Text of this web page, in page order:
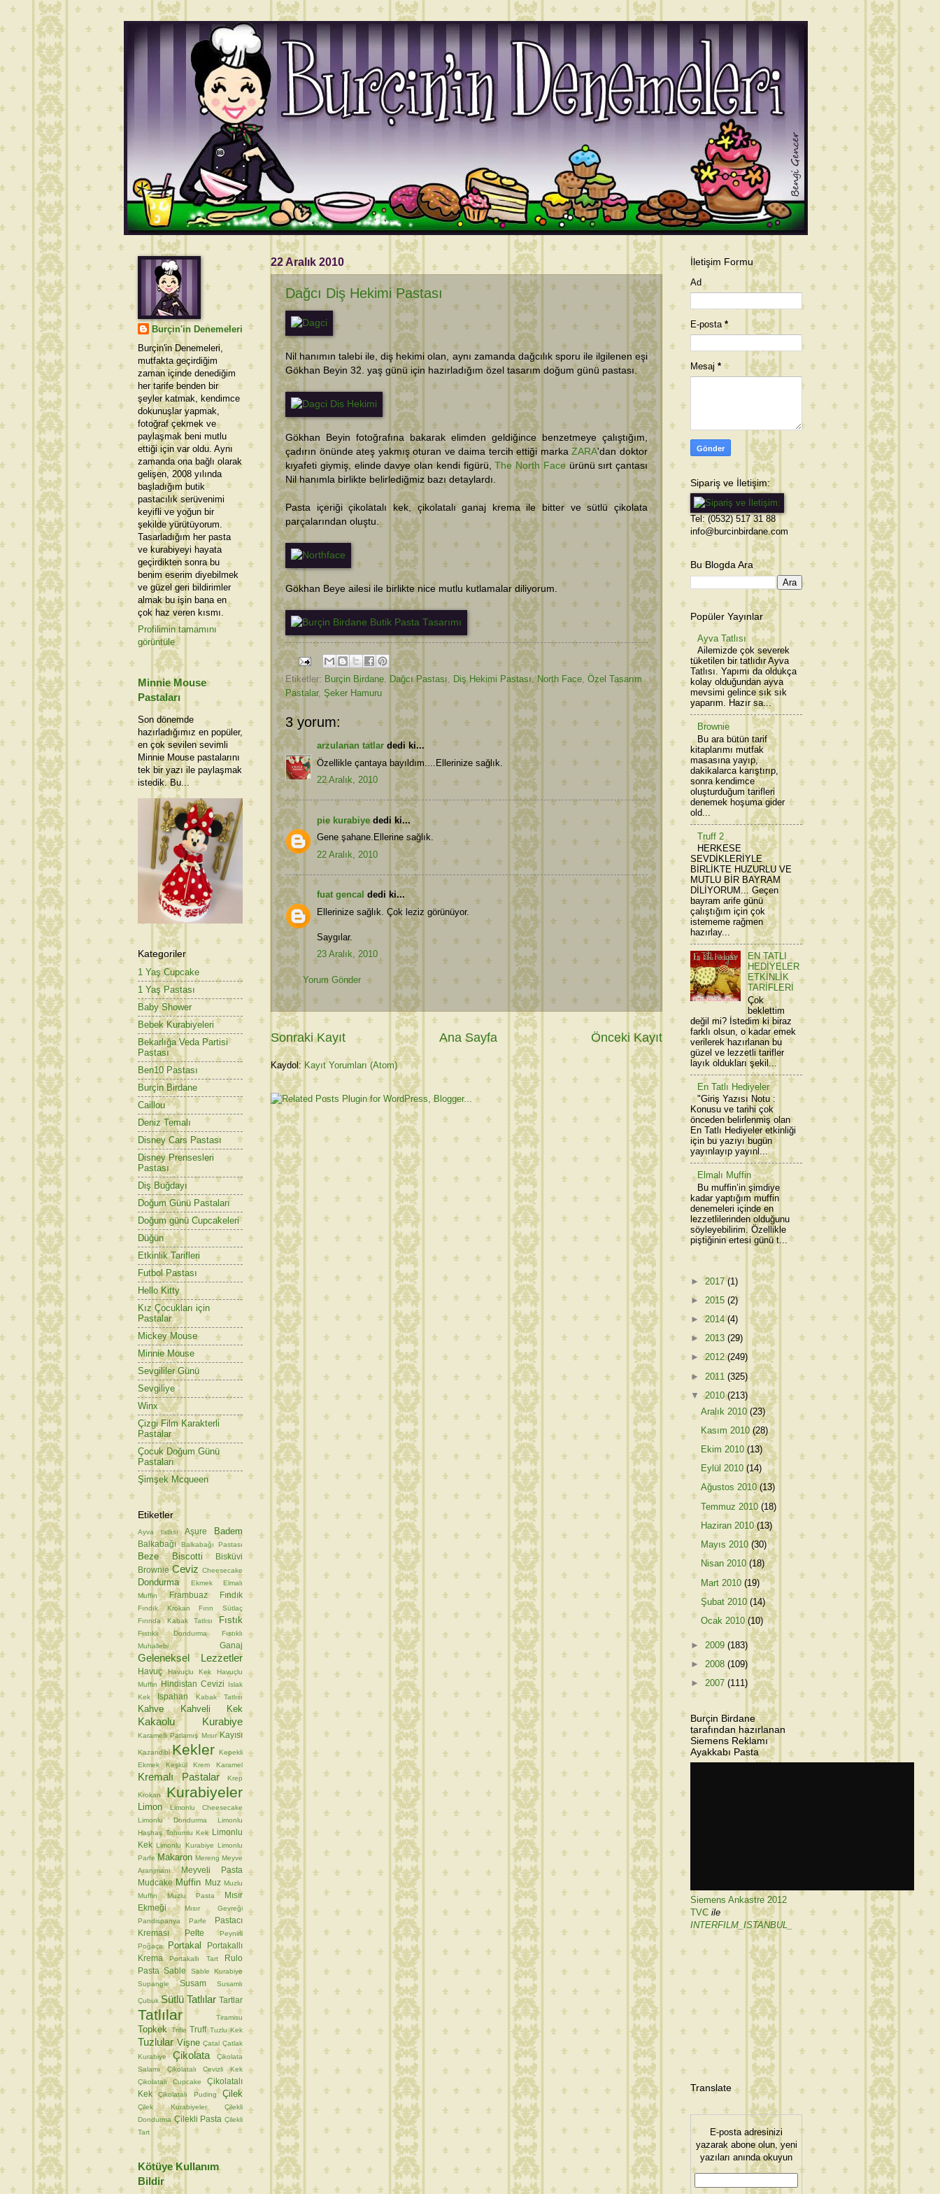
22 Aralık 2010
Dağcı Diş Hekimi Pastası
Nil hanımın talebi ile, diş hekimi olan, aynı zamanda dağcılık sporu ile ilgilenen eşi
Gökhan Beyin 32. yaş günü için hazırladığım özel tasarım doğum günü pastası.
Gökhan Beyin fotoğrafına bakarak elimden geldiğince benzetmeye çalıştığım,
çadırın önünde ateş yakmış oturan ve daima tercih ettiği markaZARA'dan doktor
kıyafeti giymiş, elinde davye olan kendi figürü,The North Faceürünü sırt çantası
Nil hanımla birlikte belirlediğmiz bazı detaylardı.
Pasta içeriği çikolatalı kek, çikolatalı ganaj krema ile bitter ve sütlü çikolata
parçalarından oluştu.
Gökhan Beye ailesi ile birlikte nice mutlu kutlamalar diliyorum.
Etiketler: Burçin Birdane, Dağcı Pastası, Diş Hekimi Pastası,North Face, Özel Tasarım
Pastalar, Şeker Hamuru
3 yorum:
arzulanan tatlar dedi ki...
Özellikle çantaya bayıldım....Ellerinize sağlık.
22 Aralık, 2010
pie kurabiyededi ki...
Gene şahane.Ellerine sağlık.
22 Aralık, 2010
fuat gencal dedi ki...
Ellerinize sağlık. Çok leziz görünüyor.
Saygılar.
23 Aralık, 2010
Yorum Gönder
Sonraki Kayıt Önceki Kayıt
Ana Sayfa
Kaydol: Kayıt Yorumları (Atom)
Burçin'in Denemeleri
Burçin'in Denemeleri,
mutfakta geçirdiğim
zaman içinde denediğim
her tarife benden bir
şeyler katmak, kendimce
dokunuşlar yapmak,
fotoğraf çekmek ve
paylaşmak beni mutlu
ettiği için var oldu. Aynı
zamanda ona bağlı olarak
gelişen, 2008 yılında
başladığım butik
pastacılık serüvenimi
keyifli ve yoğun bir
şekilde yürütüyorum.
Tasarladığım her pasta
ve kurabiyeyi hayata
geçirdikten sonra bu
benim eserim diyebilmek
ve güzel geri bildirimler
almak bu işin bana en
çok haz veren kısmı.
Profilimin tamamını
görüntüle
Minnie Mouse
Pastaları
Son dönemde
hazırladığımız en popüler,
en çok sevilen sevimli
Minnie Mouse pastalarını
tek bir yazı ile paylaşmak
istedik. Bu...
Kategoriler
1 Yaş Cupcake
1 Yaş Pastası
Baby Shower
Bebek Kurabiyeleri
Bekarlığa Veda Partisi
Pastası
Ben10 Pastası
Burçin Birdane
Caillou
Deniz Temalı
Disney Cars Pastası
Disney Prensesleri
Pastası
Diş Buğdayı
Doğum Günü Pastaları
Doğum günü Cupcakeleri
Düğün
Etkinlik Tarifleri
Futbol Pastası
Hello Kitty
Kız Çocukları için
Pastalar
Mickey Mouse
Minnie Mouse
Sevgililer Günü
Sevgiliye
Winx
Çizgi Film Karakterli
Pastalar
Çocuk Doğum Günü
Pastaları
Şimşek Mcqueen
Etiketler
Ayva tatlısı Aşure Badem
Balkabağı Balkabağı Pastası
Beze Biscotti
Bisküvi
Brownie Ceviz Cheesecake
Dondurma Ekmek
Elmalı
Muffin
Frambuaz Fındık
Fındık Krokan
Fırın Sütlaç
Fırında Kabak Tatlısı
Fıstık
Fıstıklı Dondurma
Fıstıklı
Muhallebi
Ganaj
Geleneksel Lezzetler
Havuç Havuçlu Kek
Havuçlu
Muffin Hindistan Cevizi
Islak
Kek
Ispahan Kabak Tatlısı
Kahve Kahveli Kek
Kakaolu Kurabiye
Karamelli Patlamış Mısır Kayısı
Kazandibi Kekler Kepekli
Ekmek
Keşkül Krem Karamel
Kremalı Pastalar Krep
Krokan Kurabiyeler
Limon
Limonlu Cheesecake
Limonlu Dondurma
Limonlu
Haşhaş Tohumlu Kek
Limonlu
Kek Limonlu Kurabiye Limonlu
Parfe Makaron Mereng Meyve
Aranjmanı
Meyveli Pasta
Mudcake Muffin Muz Muzlu
Muffin
Muzlu Pasta
Mısır
Ekmeği
Mısır Gevreği
Pandispanya
Parfe
Pastacı
Kreması
Pelte
Peynirli
Poğaça
Portakal
Portakallı
Krema
Portakallı Tart
Rulo
Pasta Sable
Sable Kurabiye
Supangle
Susam Susamlı
Çubuk Sütlü Tatlılar Tartlar
Tatlılar Tiramisu
Topkek Trifle Truff Tuzlu Kek
Tuzlular Vişne Çatal Çatlak
Kurabiye
Çikolata
Çikolata
Salamı
Çikolatalı Cevizli Kek
Çikolatalı Cupcake
Çikolatalı
Kek
Çikolatalı Puding Çilek
Çilek Kurabiyeler
Çilekli
Dondurma Çilekli Pasta Çilekli
Tart
Kötüye Kullanım
Bildir
İletişim Formu
Ad
E-posta*
Mesaj *
Sipariş ve İletişim:
Tel: (0532) 517 31 88
info@burcinbirdane.com
Bu Blogda Ara
Popüler Yayınlar
Ayva Tatlısı
Ailemizde çok severek
tüketilen bir tatlıdır Ayva
Tatlısı. Yapımı da oldukça
kolay olduğundan ayva
mevsimi gelince sık sık
yaparım. Hazır sa...
Brownie
Bu ara bütün tarif
kitaplarımı mutfak
masasına yayıp,
dakikalarca karıştırıp,
sonra kendimce
oluşturduğum tarifleri
denemek hoşuma gider
old...
Truff 2
HERKESE
SEVDİKLERİYLE
BİRLİKTE HUZURLU VE
MUTLU BİR BAYRAM
DİLİYORUM... Geçen
bayram arife günü
çalıştığım için çok
istememe rağmen
hazırlay...
EN TATLI
HEDİYELER
ETKİNLİK
TARİFLERİ
Çok
beklettim
değil mi? İstedim ki biraz
farklı olsun, o kadar emek
verilerek hazırlanan bu
güzel ve lezzetli tarifler
layık oldukları şekil...
En Tatlı Hediyeler
"Giriş Yazısı Notu :
Konusu ve tarihi çok
önceden belirlenmiş olan
En Tatlı Hediyeler etkinliği
için bu yazıyı bugün
yayınlayıp yayınl...
Elmalı Muffin
Bu muffin’in şimdiye
kadar yaptığım muffin
denemeleri içinde en
lezzetlilerinden olduğunu
söyleyebilirim. Özellikle
piştiğinin ertesi günü t...
►2017(1)
► 2015 (2)
►2014(4)
► 2013 (29)
►2012(249)
► 2011 (325)
▼2010(213)
Aralık 2010(23)
Kasım 2010(28)
Ekim 2010(13)
Eylül 2010(14)
Ağustos 2010(13)
Temmuz 2010(18)
Haziran 2010(13)
Mayıs 2010(30)
Nisan 2010(18)
Mart 2010(19)
Şubat 2010(14)
Ocak 2010(10)
► 2009 (183)
► 2008 (109)
► 2007 (111)
Burçin Birdane
tarafından hazırlanan
Siemens Reklamı
Ayakkabı Pasta
Siemens Ankastre 2012
TVC ile
INTERFILM_ISTANBUL_
Translate
E-posta adresinizi
yazarak abone olun, yeni
yazıları anında okuyun